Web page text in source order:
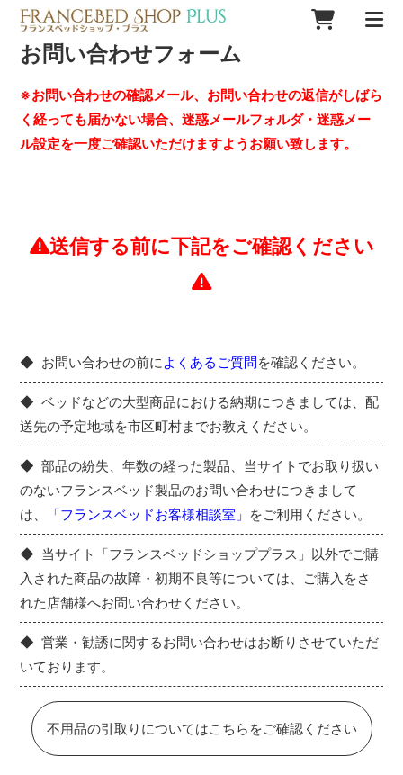
お問い合わせフォーム
※お問い合わせの確認メール、お問い合わせの返信がしばら
く経っても届かない場合、迷惑メールフォルダ・迷惑メー
ル設定を一度ご確認いただけますようお願い致します。
送信する前に下記をご確認ください
お問い合わせの前に よくあるご質問を確認ください。
ベッドなどの大型商品における納期につきましては、配
送先の予定地域を市区町村までお教えください。
部品の紛失、年数の経った製品、当サイトでお取り扱い
のないフランスベッド製品のお問い合わせにつきまして
は、
「フランスベッドお客様相談室」 をご利用ください。
当サイト「フランスベッドショッププラス」以外でご購
入された商品の故障・初期不良等については、ご購入をさ
れた店舗様へお問い合わせください。
営業・勧誘に関するお問い合わせはお断りさせていただ
いております。
不用品の引取りについてはこちらをご確認ください